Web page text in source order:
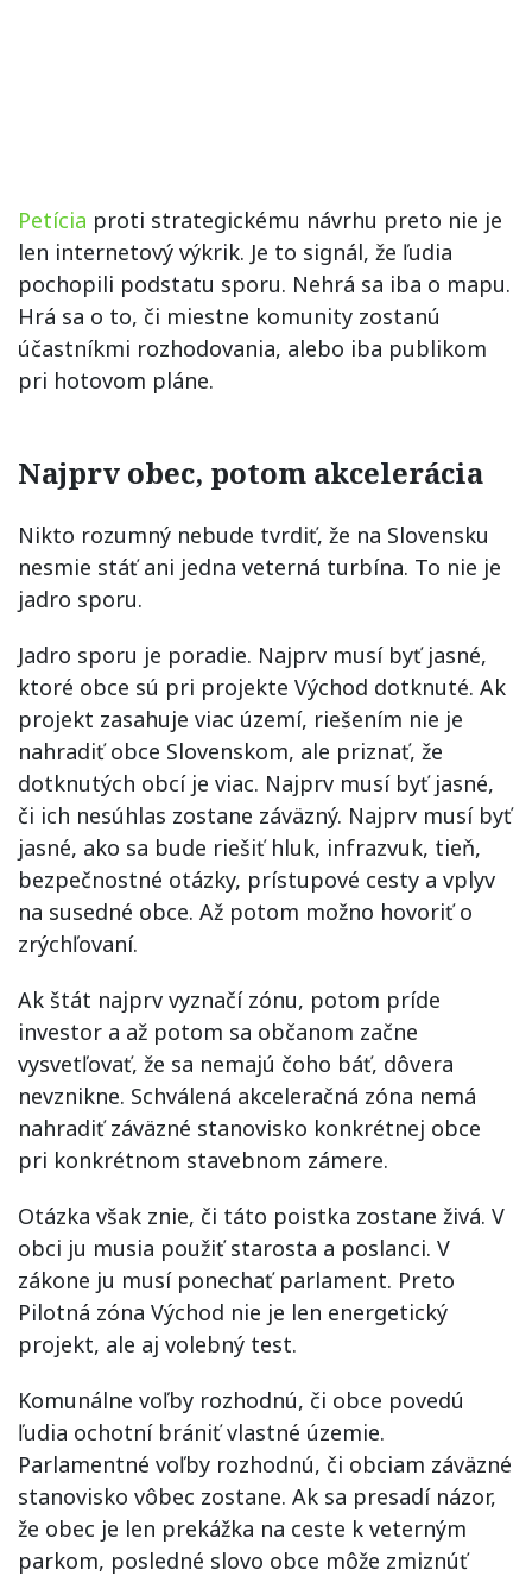
Petícia proti strategickému návrhu preto nie je
len internetový výkrik. Je to signál, že ľudia
pochopili podstatu sporu. Nehrá sa iba o mapu.
Hrá sa o to, či miestne komunity zostanú
účastníkmi rozhodovania, alebo iba publikom
pri hotovom pláne.
Najprv obec, potom akcelerácia
Nikto rozumný nebude tvrdiť, že na Slovensku
nesmie stáť ani jedna veterná turbína. To nie je
jadro sporu.
Jadro sporu je poradie. Najprv musí byť jasné,
ktoré obce sú pri projekte Východ dotknuté. Ak
projekt zasahuje viac území, riešením nie je
nahradiť obce Slovenskom, ale priznať, že
dotknutých obcí je viac. Najprv musí byť jasné,
či ich nesúhlas zostane záväzný. Najprv musí byť
jasné, ako sa bude riešiť hluk, infrazvuk, tieň,
bezpečnostné otázky, prístupové cesty a vplyv
na susedné obce. Až potom možno hovoriť o
zrýchľovaní.
Ak štát najprv vyznačí zónu, potom príde
investor a až potom sa občanom začne
vysvetľovať, že sa nemajú čoho báť, dôvera
nevznikne. Schválená akceleračná zóna nemá
nahradiť záväzné stanovisko konkrétnej obce
pri konkrétnom stavebnom zámere.
Otázka však znie, či táto poistka zostane živá. V
obci ju musia použiť starosta a poslanci. V
zákone ju musí ponechať parlament. Preto
Pilotná zóna Východ nie je len energetický
projekt, ale aj volebný test.
Komunálne voľby rozhodnú, či obce povedú
ľudia ochotní brániť vlastné územie.
Parlamentné voľby rozhodnú, či obciam záväzné
stanovisko vôbec zostane. Ak sa presadí názor,
že obec je len prekážka na ceste k veterným
parkom, posledné slovo obce môže zmiznúť